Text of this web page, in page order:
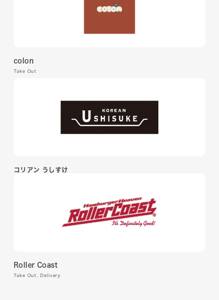
colon
Take Out
コリアン うしすけ
Roller Coast
Take Out, Delivery